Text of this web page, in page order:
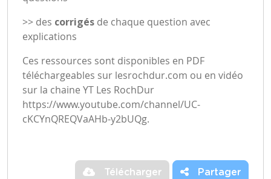
>> des corrigés de chaque question avec
explications
Ces ressources sont disponibles en PDF
téléchargeables sur lesrochdur.com ou en vidéo
sur la chaine YT Les RochDur
https://www.youtube.com/channel/UC-
cKCYnQREQVaAHb-y2bUQg.
Télécharger Partager